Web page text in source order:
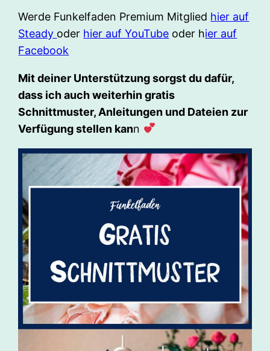
Werde Funkelfaden Premium Mitglied hier auf
Steady oder hier auf YouTube oder hier auf
Facebook
Mit deiner Unterstützung sorgst du dafür,
dass ich auch weiterhin gratis
Schnittmuster, Anleitungen und Dateien zur
Verfügung stellen kann